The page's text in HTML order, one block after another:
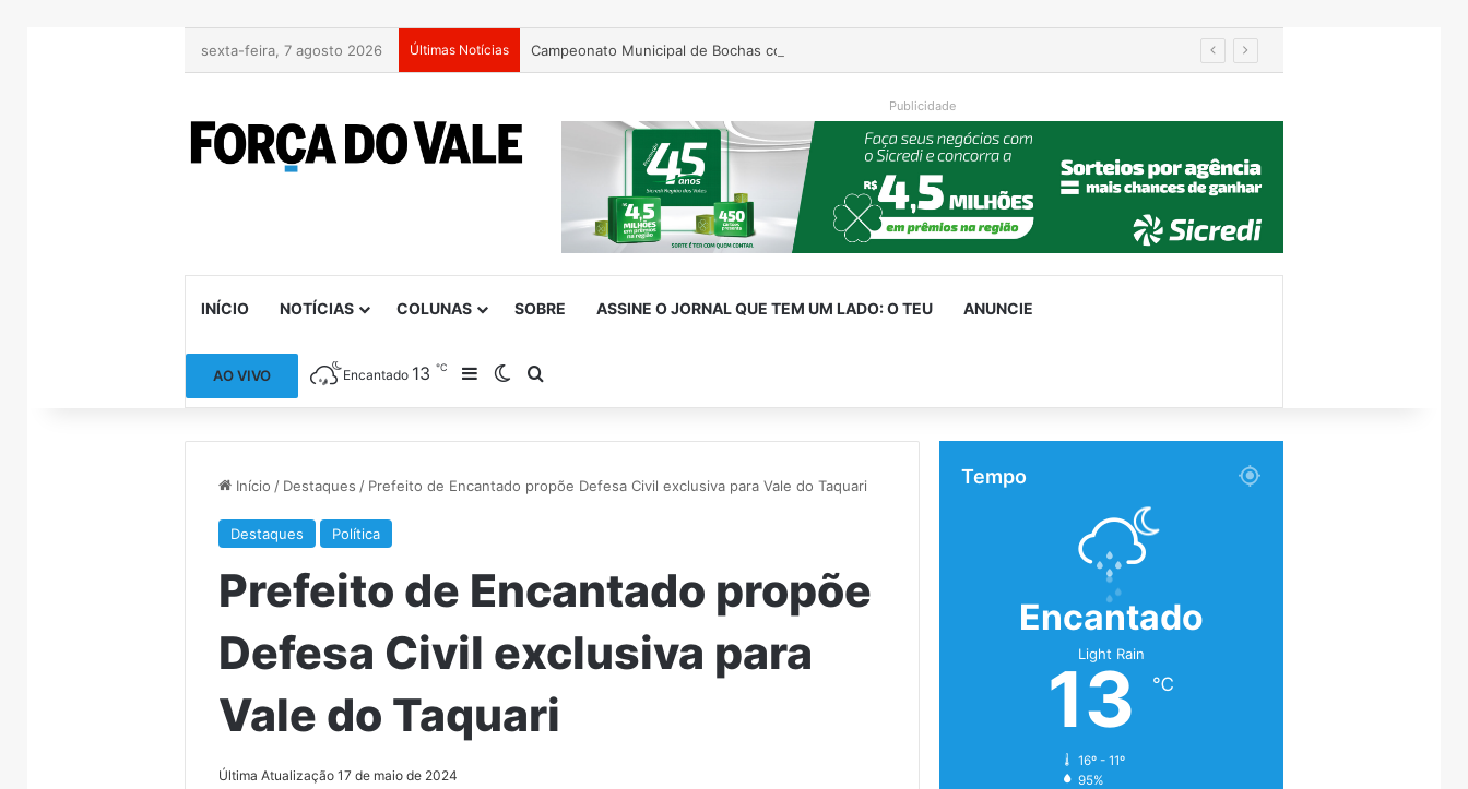
sexta-feira, 7 agosto 2026 Últimas Notícias Campeonato Municipal de Bochas começa neste fim de semana em Encantado
Publicidade
INÍCIO NOTÍCIAS COLUNAS SOBRE ASSINE O JORNAL QUE TEM UM LADO: O TEU ANUNCIE
AO VIVO Encantado 13℃ Barra Lateral
Switch skin
Início / Destaques / Prefeito de Encantado propõe Defesa Civil exclusiva para Vale do Taquari
Destaques Política
Prefeito de Encantado propõe
Defesa Civil exclusiva para
Vale do Taquari
Última Atualização 17 de maio de 2024
Tempo
Encantado
Light Rain
13 ℃
16º - 11º
95%